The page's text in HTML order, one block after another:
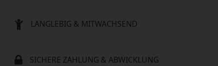
LANGLEBIG & MITWACHSEND
SICHERE ZAHLUNG & ABWICKLUNG